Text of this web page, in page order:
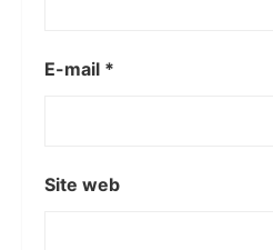
E-mail *
Site web